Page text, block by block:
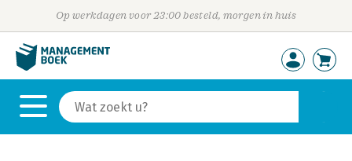
Op werkdagen voor 23:00 besteld, morgen in huis